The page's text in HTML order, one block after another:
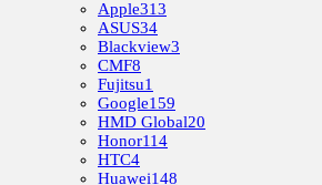
Apple313
ASUS34
Blackview3
CMF8
Fujitsu1
Google159
HMD Global20
Honor114
HTC4
Huawei148